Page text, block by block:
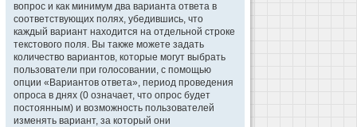
вопрос и как минимум два варианта ответа в
соответствующих полях, убедившись, что
каждый вариант находится на отдельной строке
текстового поля. Вы также можете задать
количество вариантов, которые могут выбрать
пользователи при голосовании, с помощью
опции «Вариантов ответа», период проведения
опроса в днях (0 означает, что опрос будет
постоянным) и возможность пользователей
изменять вариант, за который они